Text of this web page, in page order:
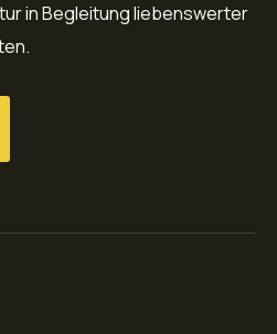
in Begleitung liebenswerter